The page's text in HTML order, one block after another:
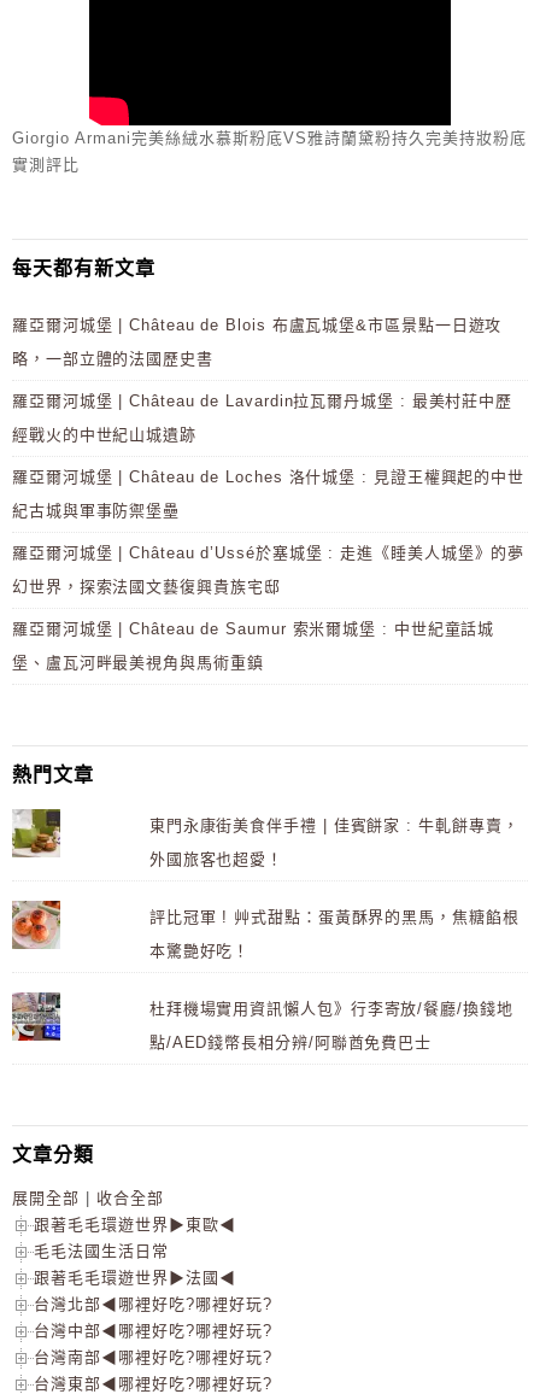
Giorgio Armani完美絲絨水慕斯粉底VS雅詩蘭黛粉持久完美持妝粉底
實測評比
每天都有新文章
羅亞爾河城堡 | Château de Blois 布盧瓦城堡&市區景點一日遊攻
略，一部立體的法國歷史書
羅亞爾河城堡 | Château de Lavardin拉瓦爾丹城堡 : 最美村莊中歷
經戰火的中世紀山城遺跡
羅亞爾河城堡 | Château de Loches 洛什城堡 : 見證王權興起的中世
紀古城與軍事防禦堡壘
羅亞爾河城堡 | Château d’Ussé於塞城堡 : 走進《睡美人城堡》的夢
幻世界，探索法國文藝復興貴族宅邸
羅亞爾河城堡 | Château de Saumur 索米爾城堡 : 中世紀童話城
堡、盧瓦河畔最美視角與馬術重鎮
熱門文章
東門永康街美食伴手禮 | 佳賓餅家 : 牛軋餅專賣，
外國旅客也超愛！
評比冠軍 ! 艸式甜點：蛋黃酥界的黑馬，焦糖餡根
本驚艷好吃！
杜拜機場實用資訊懶人包》行李寄放/餐廳/換錢地
點/AED錢幣長相分辨/阿聯酋免費巴士
文章分類
展開全部
收合全部
跟著毛毛環遊世界▶東歐◀
毛毛法國生活日常
跟著毛毛環遊世界▶法國◀
台灣北部◀哪裡好吃?哪裡好玩?
台灣中部◀哪裡好吃?哪裡好玩?
台灣南部◀哪裡好吃?哪裡好玩?
台灣東部◀哪裡好吃?哪裡好玩?